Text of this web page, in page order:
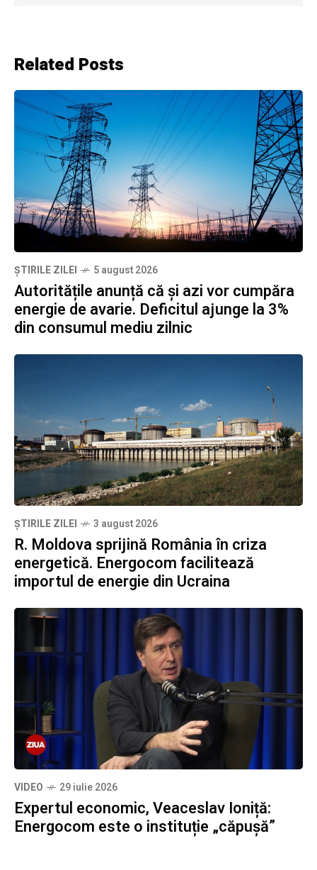
Related Posts
ȘTIRILE ZILEI 5 august 2026
Autoritățile anunță că și azi vor cumpăra
energie de avarie. Deficitul ajunge la 3%
din consumul mediu zilnic
ȘTIRILE ZILEI 3 august 2026
R. Moldova sprijină România în criza
energetică. Energocom facilitează
importul de energie din Ucraina
VIDEO 29 iulie 2026
Expertul economic, Veaceslav Ioniță:
Energocom este o instituție „căpușă”